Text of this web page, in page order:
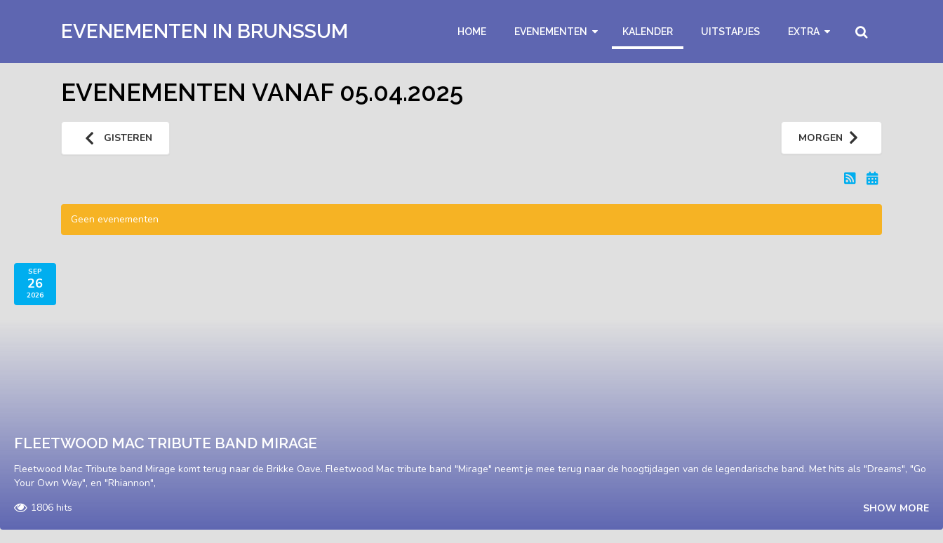
EVENEMENTEN IN BRUNSSUM HOME EVENEMENTEN KALENDER UITSTAPJES EXTRA
EVENEMENTEN VANAF 05.04.2025
GISTEREN MORGEN
Geen evenementen
SEP
26
2026
FLEETWOOD MAC TRIBUTE BAND MIRAGE
Fleetwood Mac Tribute band Mirage komt terug naar de Brikke Oave. Fleetwood Mac tribute band "Mirage" neemt je mee terug naar de hoogtijdagen van de legendarische band. Met hits als "Dreams", "Go
Your Own Way", en "Rhiannon",
1806 hits
SHOW MORE